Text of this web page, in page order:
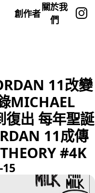
創作者
關於我
們
11改變
MICHAEL
復出 每年聖誕
11成傳
#4K